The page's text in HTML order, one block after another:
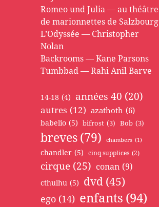
Romeo und Julia — au théâtre
de marionnettes de Salzbourg
L’Odyssée — Christopher
Nolan
Backrooms — Kane Parsons
Tumbbad — Rahi Anil Barve
14-18 (4) années 40 (20)
autres (12) azathoth (6)
babelio (5) bifrost (3) Bob (3)
breves(79) chambers (1)
chandler (5) cinq supplices (2)
cirque (25) conan (9)
cthulhu (5) dvd (45)
ego (14) enfants (94)